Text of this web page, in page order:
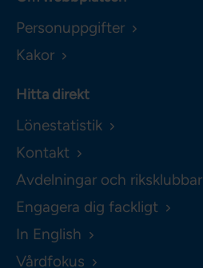
Personuppgifter
Kakor
Hitta direkt
Lönestatistik
Kontakt
Avdelningar och riksklubbar
Engagera dig fackligt
In English
Vårdfokus